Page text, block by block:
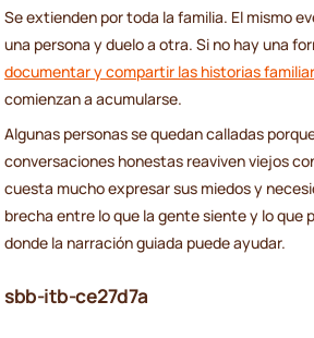
Se extienden por toda la familia. El mismo
una persona y duelo a otra. Si no hay una
documentar y compartir las historias
comienzan a acumularse.
Algunas personas se quedan calladas
conversaciones honestas reaviven viejos
cuesta mucho expresar sus miedos y
brecha entre lo que la gente siente y lo que
donde la narración guiada puede ayudar.
sbb-itb-ce27d7a